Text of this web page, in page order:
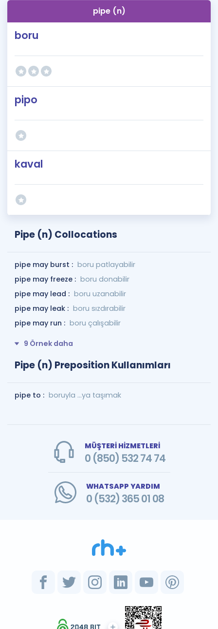
pipe (n)
boru
pipo
kaval
Pipe (n) Collocations
pipe may burst : boru patlayabilir
pipe may freeze : boru donabilir
pipe may lead : boru uzanabilir
pipe may leak : boru sızdırabilir
pipe may run : boru çalışabilir
9 Örnek daha
Pipe (n) Preposition Kullanımları
pipe to : boruyla ...ya taşımak
MÜŞTERİ HİZMETLERİ
0 (850) 532 74 74
WHATSAPP YARDIM
0 (532) 365 01 08